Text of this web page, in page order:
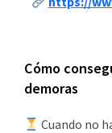
Cómo
demoras
Cuando no